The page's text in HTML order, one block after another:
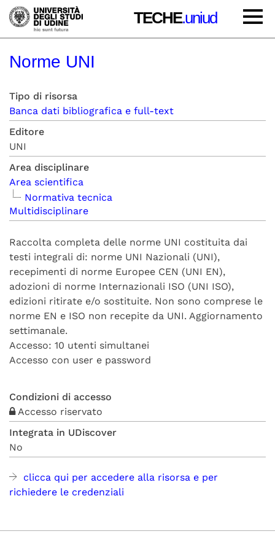
TECHE.uniud
Norme UNI
Tipo di risorsa
Banca dati bibliografica e full-text
Editore
UNI
Area disciplinare
Area scientifica
Normativa tecnica
Multidisciplinare
Raccolta completa delle norme UNI costituita dai
testi integrali di: norme UNI Nazionali (UNI),
recepimenti di norme Europee CEN (UNI EN),
adozioni di norme Internazionali ISO (UNI ISO),
edizioni ritirate e/o sostituite. Non sono comprese le
norme EN e ISO non recepite da UNI. Aggiornamento
settimanale.
Accesso: 10 utenti simultanei
Accesso con user e password
Condizioni di accesso
Accesso riservato
Integrata in UDiscover
No
clicca qui per accedere alla risorsa e per
richiedere le credenziali